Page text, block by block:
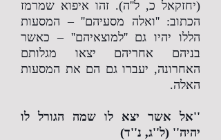
(יחזקאל כ, ל''ה). זהו איפוא שמרמז
הכתוב: ''ואלה מסעיהם'' – המסעות
הללו יהיו גם ''למוצאיהם'' – כאשר
בניהם אחריהם יצאו מגלותם
האחרונה, יעברו גם הם את המסעות
האלה.
''אל אשר יצא לו שמה הגורל לו
יהיה'' (ל''ג, נ''ד)